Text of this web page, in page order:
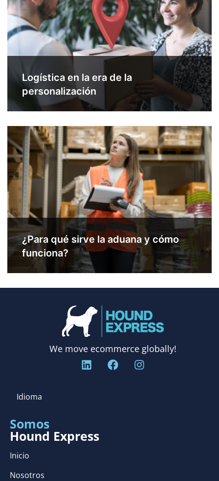
Logística en la era de la
personalización
¿Para qué sirve la aduana y cómo
funciona?
We move ecommerce globally!
Idioma
Somos
Hound Express
Inicio
Nosotros